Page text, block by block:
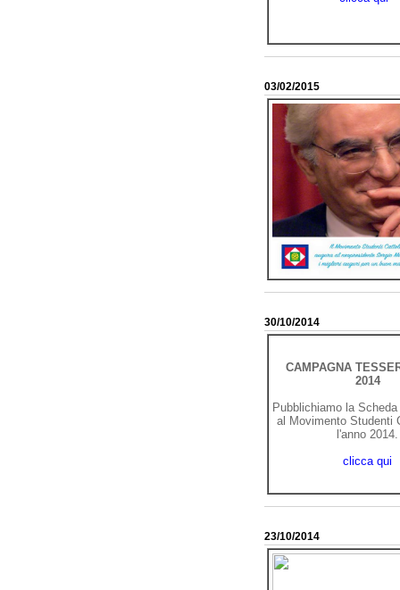
03/02/2015
30/10/2014
CAMPAGNA
2014
Pubblichiamo la
al Movimento Studenti
l'anno 2014.
clicca qui
23/10/2014